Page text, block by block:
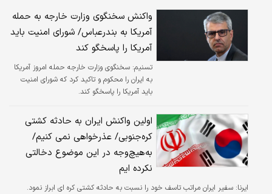
واکنش سخنگوی وزارت خارجه به حمله
آمریکا به بندرعباس/ شورای امنیت باید
آمریکا را پاسخگو کند
تسنیم: سخنگوی وزارت خارجه حمله امروز آمریکا
به ایران را محکوم و تاکید کرد که شورای امنیت
باید آمریکا را پاسخگو کند.
اولین واکنش ایران به حادثه کشتی
کره‌جنوبی/ عذرخواهی نمی کنیم/
به‌هیچ‌وجه در این موضوع دخالتی
نکرده ایم
ایرنا: سفیر ایران مراتب تاسف خود را نسبت به حادثه کشتی کره ای ابراز نمود.